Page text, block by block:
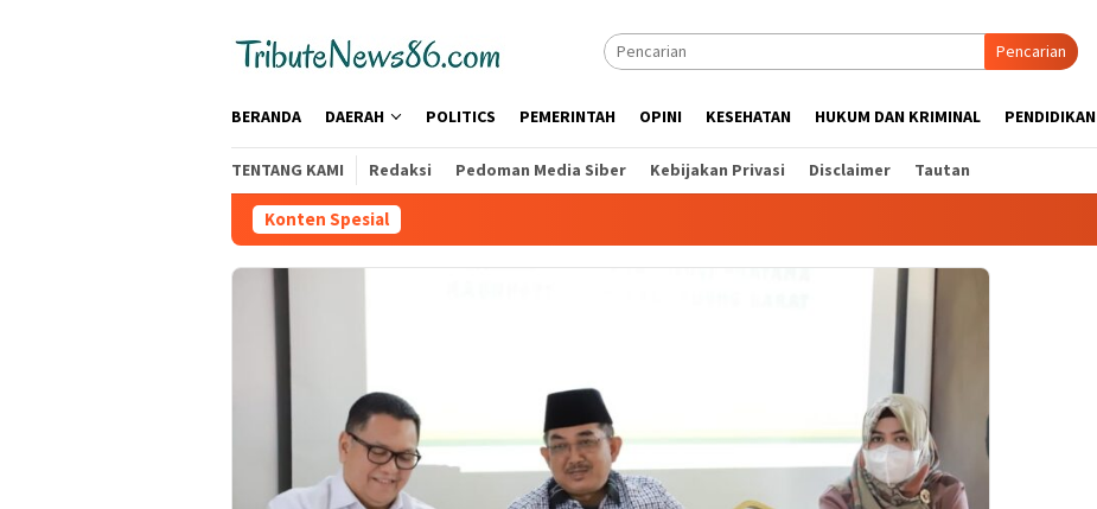
Pencarian
BERANDA DAERAH POLITICS PEMERINTAH OPINI KESEHATAN HUKUM DAN KRIMINAL PENDIDIKAN
TENTANG KAMI Redaksi Pedoman Media Siber Kebijakan Privasi Disclaimer Tautan
Konten Spesial